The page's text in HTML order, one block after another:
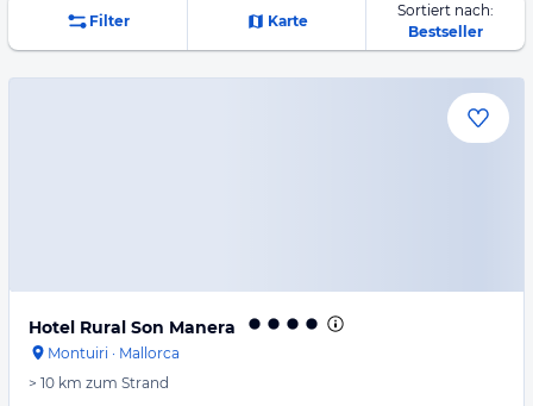
Filter Karte
Sortiert nach:
Bestseller
Hotel Rural Son Manera
Montuiri · Mallorca
> 10 km zum Strand